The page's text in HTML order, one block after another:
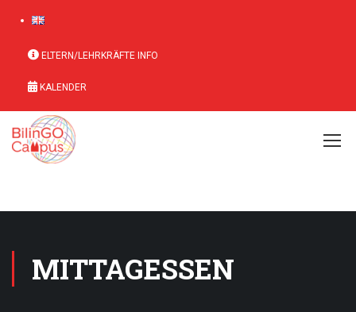
ELTERN/LEHRKRÄFTE INFO
KALENDER
MITTAGESSEN